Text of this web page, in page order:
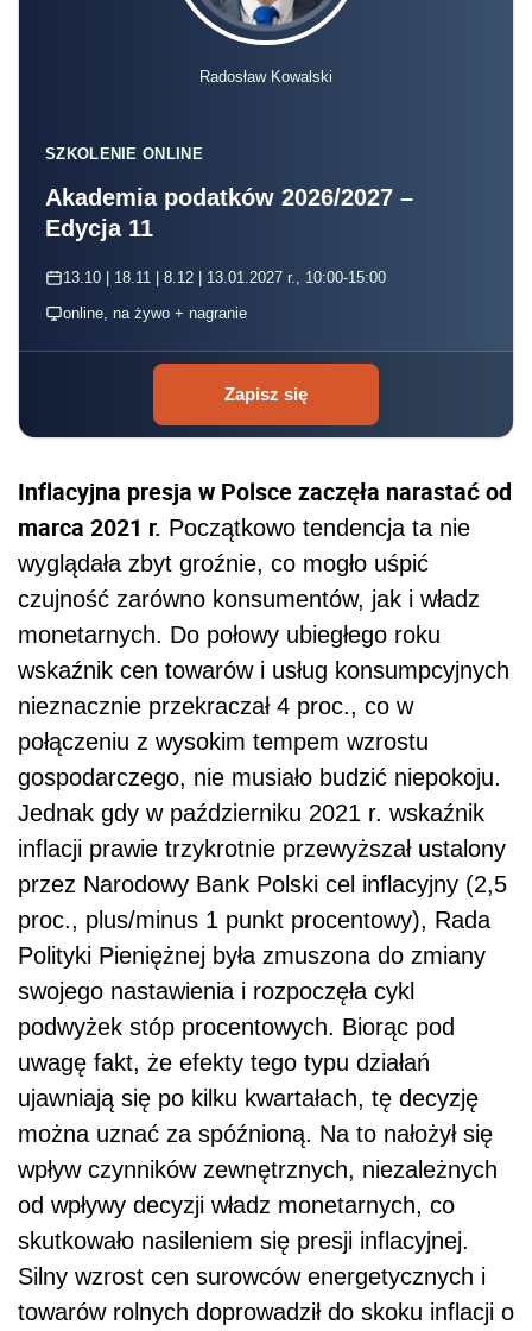
Radosław Kowalski
SZKOLENIE ONLINE
Akademia podatków 2026/2027 –
Edycja 11
13.10 | 18.11 | 8.12 | 13.01.2027 r., 10:00-15:00
online, na żywo + nagranie
Zapisz się
Inflacyjna presja w Polsce zaczęła narastać od
marca 2021 r. Początkowo tendencja ta nie
wyglądała zbyt groźnie, co mogło uśpić
czujność zarówno konsumentów, jak i władz
monetarnych. Do połowy ubiegłego roku
wskaźnik cen towarów i usług konsumpcyjnych
nieznacznie przekraczał 4 proc., co w
połączeniu z wysokim tempem wzrostu
gospodarczego, nie musiało budzić niepokoju.
Jednak gdy w październiku 2021 r. wskaźnik
inflacji prawie trzykrotnie przewyższał ustalony
przez Narodowy Bank Polski cel inflacyjny (2,5
proc., plus/minus 1 punkt procentowy), Rada
Polityki Pieniężnej była zmuszona do zmiany
swojego nastawienia i rozpoczęła cykl
podwyżek stóp procentowych. Biorąc pod
uwagę fakt, że efekty tego typu działań
ujawniają się po kilku kwartałach, tę decyzję
można uznać za spóźnioną. Na to nałożył się
wpływ czynników zewnętrznych, niezależnych
od wpływy decyzji władz monetarnych, co
skutkowało nasileniem się presji inflacyjnej.
Silny wzrost cen surowców energetycznych i
towarów rolnych doprowadził do skoku inflacji o